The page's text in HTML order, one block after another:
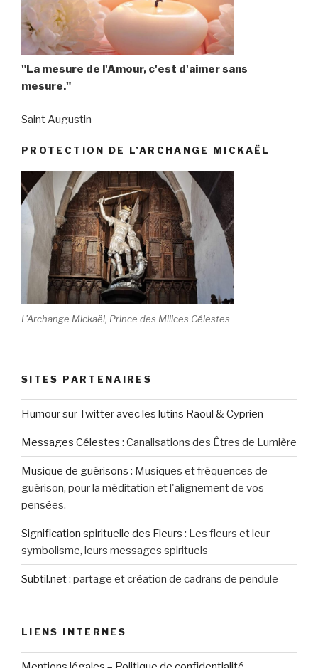
"La mesure de l'Amour, c'est d'aimer sans
mesure."
Saint Augustin
PROTECTION DE L’ARCHANGE MICKAËL
L'Archange Mickaël, Prince des Milices Célestes
SITES PARTENAIRES
Humour sur Twitter avec les lutins Raoul & Cyprien
Messages Célestes : Canalisations des Êtres de Lumière
Musique de guérisons : Musiques et fréquences de
guérison, pour la méditation et l'alignement de vos
pensées.
Signification spirituelle des Fleurs : Les fleurs et leur
symbolisme, leurs messages spirituels
Subtil.net: partage et création de cadrans de pendule
LIENS INTERNES